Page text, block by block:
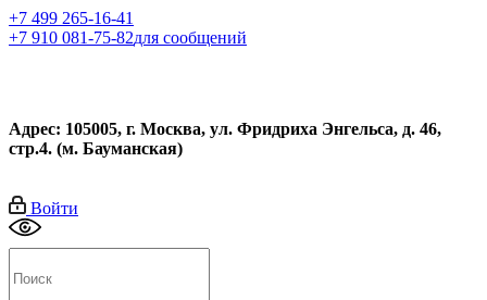
+7 499 265-16-41
+7 910 081-75-82для сообщений
Адрес: 105005, г. Москва, ул. Фридриха Энгельса, д. 46,
стр.4. (м. Бауманская)
Войти